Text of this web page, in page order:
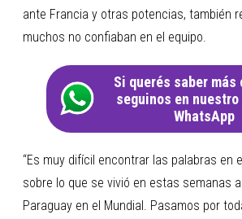
ante Francia y otras potencias, también
muchos no confiaban en el equipo.
Si querés saber más
seguinos en
WhatsApp
“Es muy difícil encontrar las palabras en
sobre lo que se vivió en estas semanas
Paraguay en el Mundial. Pasamos por